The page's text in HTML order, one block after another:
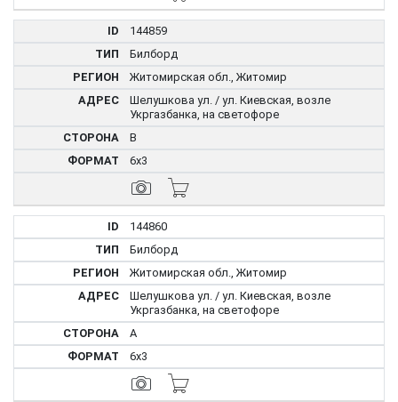
144859
Билборд
Житомирская обл., Житомир
Шелушкова ул. / ул. Киевская, возле
Укргазбанка, на светофоре
B
6x3
144860
Билборд
Житомирская обл., Житомир
Шелушкова ул. / ул. Киевская, возле
Укргазбанка, на светофоре
A
6x3